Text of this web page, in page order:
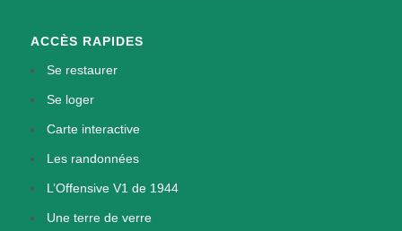
ACCÈS RAPIDES
Se restaurer
Se loger
Carte interactive
Les randonnées
L’Offensive V1 de 1944
Une terre de verre